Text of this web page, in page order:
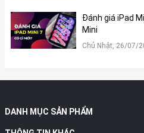
Đánh giá iPad
Mini
Chủ Nhật, 26/07/
DANH MỤC SẢN PHẨM